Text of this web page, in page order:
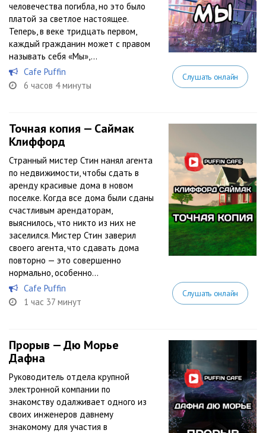
человечества погибла, но это было
платой за светлое настоящее.
Теперь, в веке тридцать первом,
каждый гражданин может с правом
называть себя «Мы»,...
Cafe Puffin
6 часов 4 минуты
Слушать онлайн
Точная копия — Саймак
Клиффорд
Странный мистер Стин нанял агента
по недвижимости, чтобы сдать в
аренду красивые дома в новом
поселке. Когда все дома были сданы
счастливым арендаторам,
выяснилось, что никто из них не
заселился. Мистер Стин заверил
своего агента, что сдавать дома
повторно — это совершенно
нормально, особенно...
Cafe Puffin
1 час 37 минут
Слушать онлайн
Прорыв — Дю Морье
Дафна
Руководитель отдела крупной
электронной компании по
знакомству одалживает одного из
своих инженеров давнему
знакомому для участия в